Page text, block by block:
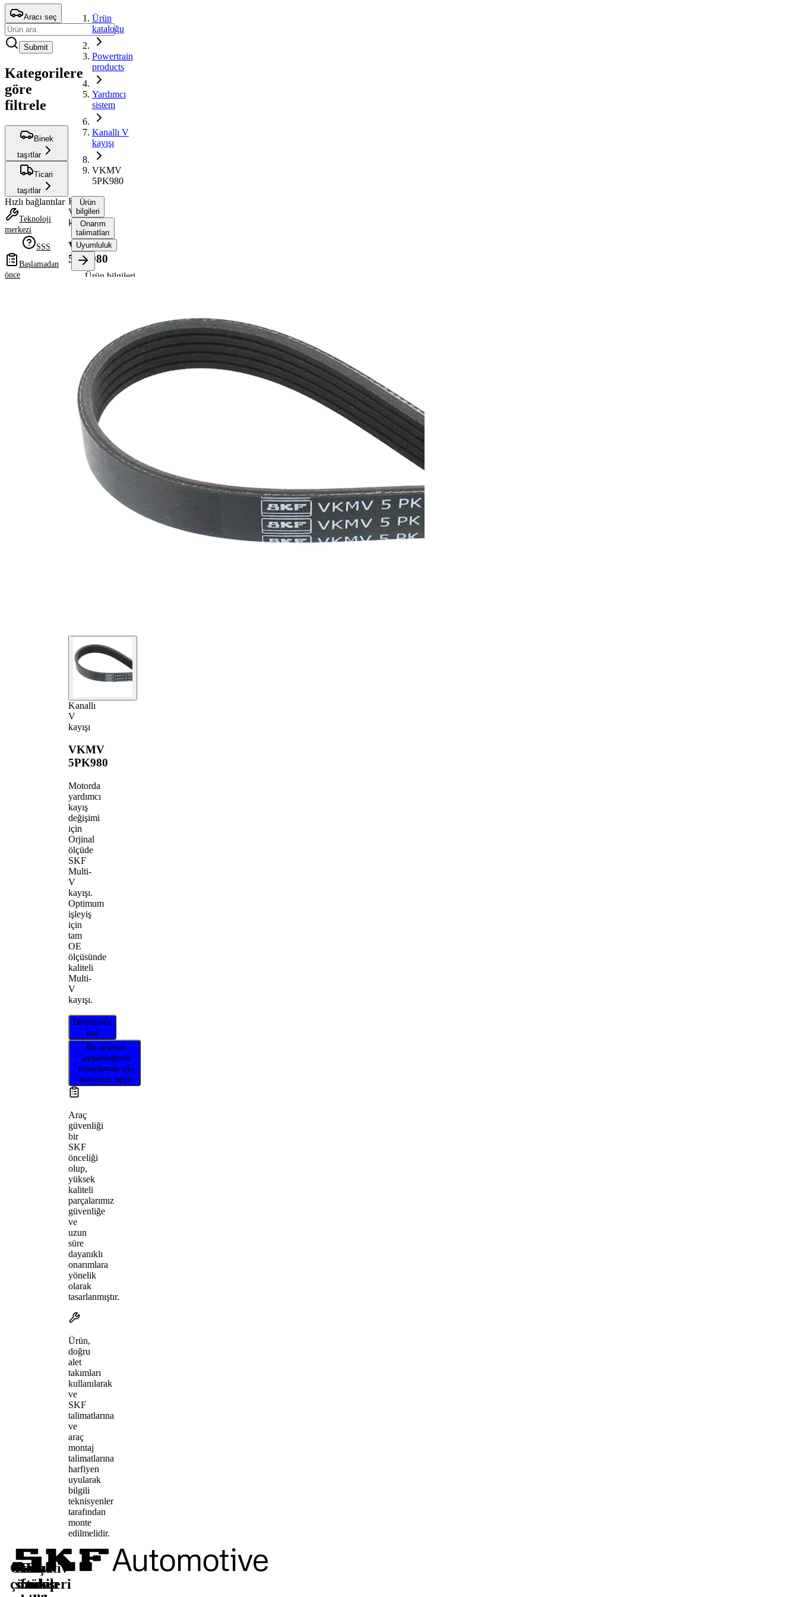
Aracı seç
Submit
Kategorilere
göre
filtrele
Binek
taşıtlar
Ticari
taşıtlar
Hızlı bağlantılar
Teknoloji
merkezi
SSS
Başlamadan
önce
Ürün
kataloğu
Powertrain
products
Yardımcı
sistem
Kanallı V
kayışı
VKMV
5PK980
Kanallı
V
kayışı
VKMV
5PK980
Kanallı
V
kayışı
VKMV
5PK980
Motorda
yardımcı
kayış
değişimi
için
Orjinal
ölçüde
SKF
Multi-
V
kayışı.
Optimum
işleyiş
için
tam
OE
ölçüsünde
kaliteli
Multi-
V
kayışı.
Distribütör
bul
Bu ürünün
uygunluğunu
onaylamak için
aracınızı seçin
Araç
güvenliği
bir
SKF
önceliği
olup,
yüksek
kaliteli
parçalarımız
güvenliğe
ve
uzun
süre
dayanıklı
onarımlara
yönelik
olarak
tasarlanmıştır.
Ürün,
doğru
alet
takımları
kullanılarak
ve
SKF
talimatlarına
ve
araç
montaj
talimatlarına
harfiyen
uyularak
bilgili
teknisyenler
tarafından
monte
edilmelidir.
Ürün
bilgileri
Onarım
talimatları
Uyumluluk
Ürün bilgileri
siyah
Kaburga
sayısı
5
SVHC
SVHC
maddesi
mevcut
Kayış
malzemesi
Propilen
Dien
Kauçuk)
Otomotiv
çözümleri
Satış
sonrası
Daha
fazla
Bizi
takip